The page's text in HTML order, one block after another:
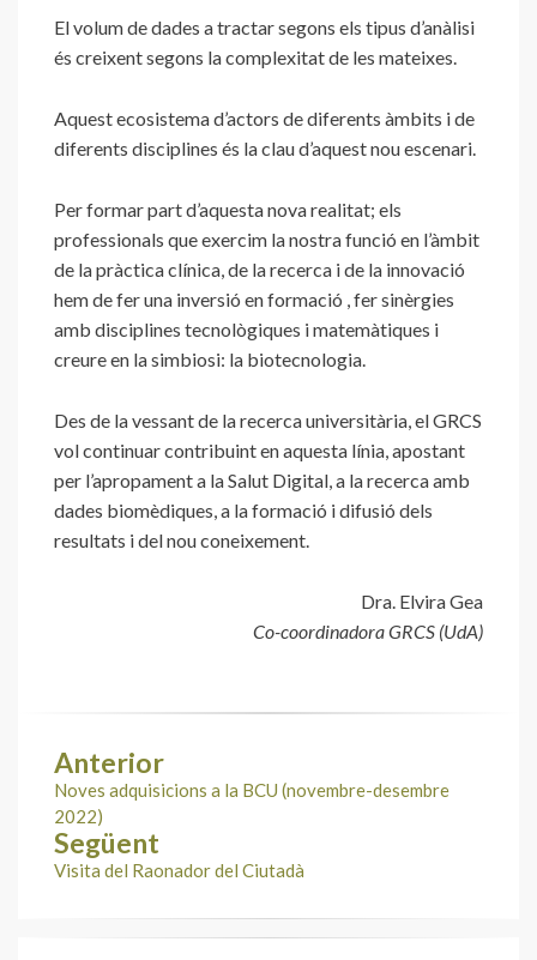
El volum de dades a tractar segons els tipus d’anàlisi
és creixent segons la complexitat de les mateixes.
Aquest ecosistema d’actors de diferents àmbits i de
diferents disciplines és la clau d’aquest nou escenari.
Per formar part d’aquesta nova realitat; els
professionals que exercim la nostra funció en l’àmbit
de la pràctica clínica, de la recerca i de la innovació
hem de fer una inversió en formació , fer sinèrgies
amb disciplines tecnològiques i matemàtiques i
creure en la simbiosi: la biotecnologia.
Des de la vessant de la recerca universitària, el GRCS
vol continuar contribuint en aquesta línia, apostant
per l’apropament a la Salut Digital, a la recerca amb
dades biomèdiques, a la formació i difusió dels
resultats i del nou coneixement.
Dra. Elvira Gea
Co-coordinadora GRCS (UdA)
Navegació
d'entrades
Anterior
Noves adquisicions a la BCU (novembre-desembre
2022)
Següent
Visita del Raonador del Ciutadà